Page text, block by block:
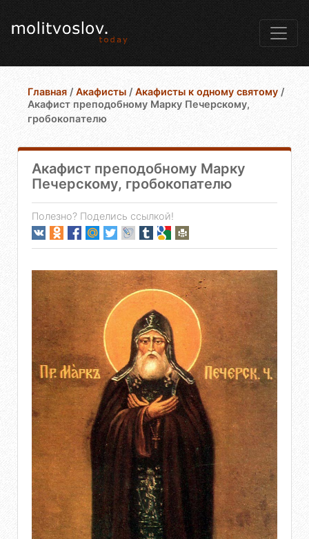
Главная / Акафисты /Акафисты к одному святому /
Акафист преподобному Марку Печерскому,
гробокопателю
Акафист преподобному Марку
Печерскому, гробокопателю
Полезно? Поделись ссылкой!